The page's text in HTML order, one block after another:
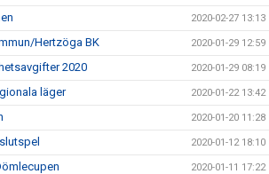
2020-02-27 13:13
Hertzöga BK 2020-01-29 12:59
2020 2020-01-29 08:19
läger 2020-01-22 13:42
2020-01-20 11:28
2020-01-12 18:10
2020-01-11 17:22